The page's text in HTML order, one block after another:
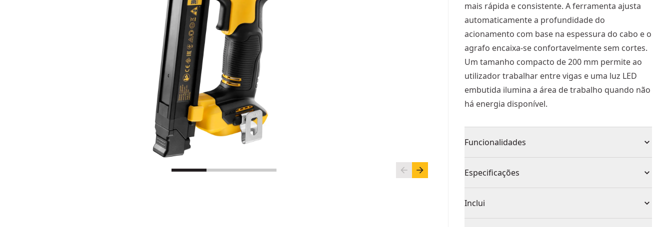
mais rápida e consistente. A ferramenta ajusta
automaticamente a profundidade do
acionamento com base na espessura do cabo e o
agrafo encaixa-se confortavelmente sem cortes.
Um tamanho compacto de 200 mm permite ao
utilizador trabalhar entre vigas e uma luz LED
embutida ilumina a área de trabalho quando não
há energia disponível.
Funcionalidades
sem impedimentos e sem maiores riscos de
Ferramenta ultra compacta (Altura 200mm / Peso
2,1Kg sem bateria)
Especificações
Tipo de Produto Grampeador E Pinador
Inclui